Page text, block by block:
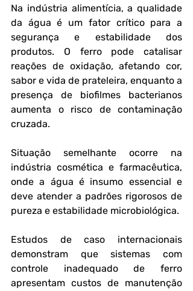
Na indústria alimentícia, a qualidade
da água é um fator crítico para a
segurança e estabilidade dos
produtos. O ferro pode catalisar
reações de oxidação, afetando cor,
sabor e vida de prateleira, enquanto a
presença de biofilmes bacterianos
aumenta o risco de contaminação
cruzada.
Situação semelhante ocorre na
indústria cosmética e farmacêutica,
onde a água é insumo essencial e
deve atender a padrões rigorosos de
pureza e estabilidade microbiológica.
Estudos de caso internacionais
demonstram que sistemas com
controle inadequado de ferro
apresentam custos de manutenção